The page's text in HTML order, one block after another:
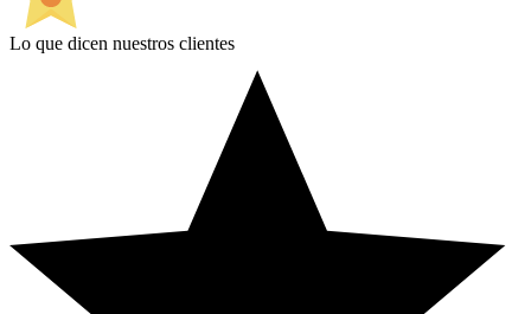
Lo que dicen nuestros clientes